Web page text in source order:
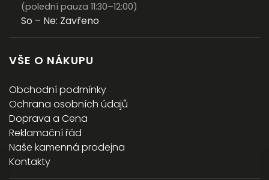
(polední pauza 11:30–12:00)
So – Ne: Zavřeno
VŠE O NÁKUPU
Obchodní podmínky
Ochrana osobních údajů
Doprava a Cena
Reklamační řád
Naše kamenná prodejna
Kontakty